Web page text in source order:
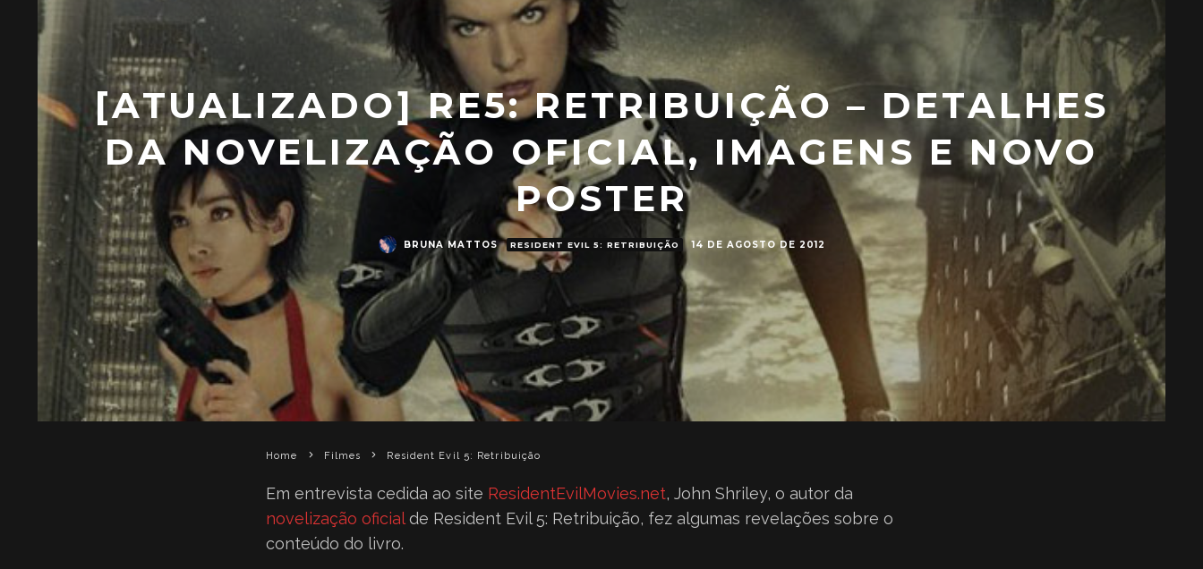
[ATUALIZADO] RE5: RETRIBUIÇÃO – DETALHES
DA NOVELIZAÇÃO OFICIAL, IMAGENS E NOVO
POSTER
BRUNA MATTOS RESIDENT EVIL 5: RETRIBUIÇÃO 14 DE AGOSTO DE 2012
Home Filmes Resident Evil 5: Retribuição
Em entrevista cedida ao site ResidentEvilMovies.net, John Shriley, o autor da
novelização oficialde Resident Evil 5: Retribuição, fez algumas revelações sobre o
conteúdo do livro.